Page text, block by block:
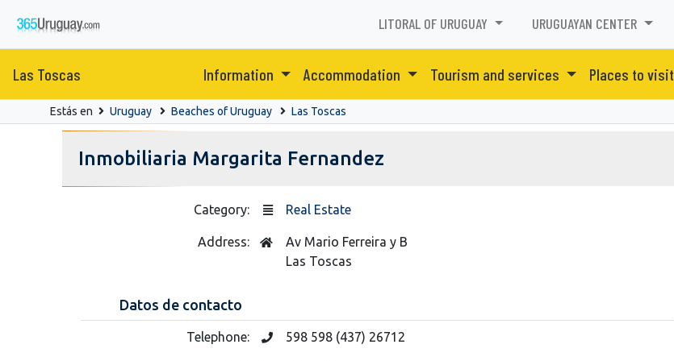
LITORAL OF URUGUAY URUGUAYAN CENTER
Las Toscas Information Accommodation Tourism and services Places to visit
Estás en Uruguay Beaches of Uruguay Las Toscas
Inmobiliaria Margarita Fernandez
Category: Real Estate
Address:
Av Mario Ferreira y B
Las Toscas
Datos de contacto
Telephone: 598 598 (437) 26712